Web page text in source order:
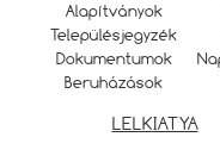
Alapítványok
Településjegyzék
Dokumentumok
Beruházások
LELKIATYA